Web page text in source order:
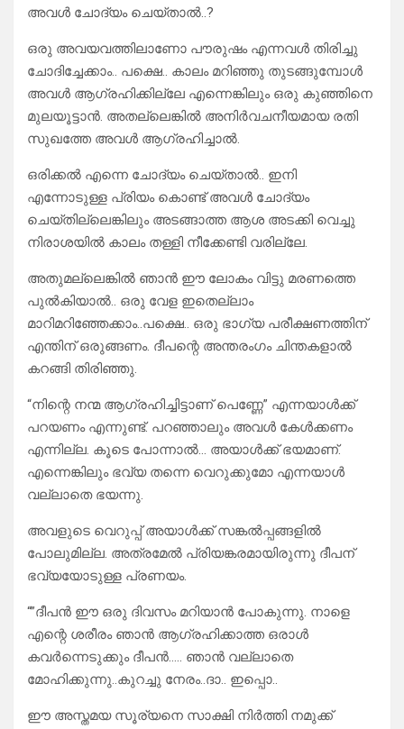
അവൾ ചോദ്യം ചെയ്താൽ..?
ഒരു അവയവത്തിലാണോ പൗരുഷം എന്നവൾ തിരിച്ചു
ചോദിച്ചേക്കാം.. പക്ഷെ.. കാലം മറിഞ്ഞു തുടങ്ങുമ്പോൾ
അവൾ ആഗ്രഹിക്കില്ലേ എന്നെങ്കിലും ഒരു കുഞ്ഞിനെ
മുലയൂട്ടാൻ. അതല്ലെങ്കിൽ അനിർവചനീയമായ രതി
സുഖത്തേ അവൾ ആഗ്രഹിച്ചാൽ.
ഒരിക്കൽ എന്നെ ചോദ്യം ചെയ്താൽ.. ഇനി
എന്നോടുള്ള പ്രിയം കൊണ്ട് അവൾ ചോദ്യം
ചെയ്തില്ലെങ്കിലും അടങ്ങാത്ത ആശ അടക്കി വെച്ചു
നിരാശയിൽ കാലം തള്ളി നീക്കേണ്ടി വരില്ലേ.
അതുമല്ലെങ്കിൽ ഞാൻ ഈ ലോകം വിട്ടു മരണത്തെ
പുൽകിയാൽ.. ഒരു വേള ഇതെല്ലാം
മാറിമറിഞ്ഞേക്കാം..പക്ഷെ.. ഒരു ഭാഗ്യ പരീക്ഷണത്തിന്
എന്തിന് ഒരുങ്ങണം. ദീപന്റെ അന്തരംഗം ചിന്തകളാൽ
കറങ്ങി തിരിഞ്ഞു.
“നിന്റെ നന്മ ആഗ്രഹിച്ചിട്ടാണ് പെണ്ണേ” എന്നയാൾക്ക്
പറയണം എന്നുണ്ട്. പറഞ്ഞാലും അവൾ കേൾക്കണം
എന്നില്ല. കൂടെ പോന്നാൽ… അയാൾക്ക്‌ ഭയമാണ്.
എന്നെങ്കിലും ഭവ്യ തന്നെ വെറുക്കുമോ എന്നയാൾ
വല്ലാതെ ഭയന്നു.
അവളുടെ വെറുപ്പ് അയാൾക്ക് സങ്കൽപ്പങ്ങളിൽ
പോലുമില്ല. അത്രമേൽ പ്രിയങ്കരമായിരുന്നു ദീപന്
ഭവ്യയോടുള്ള പ്രണയം.
“”ദീപൻ ഈ ഒരു ദിവസം മറിയാൻ പോകുന്നു. നാളെ
എന്റെ ശരീരം ഞാൻ ആഗ്രഹിക്കാത്ത ഒരാൾ
കവർന്നെടുക്കും ദീപൻ….. ഞാൻ വല്ലാതെ
മോഹിക്കുന്നു..കുറച്ചു നേരം..ദാ.. ഇപ്പൊ..
ഈ അസ്തമയ സൂര്യനെ സാക്ഷി നിർത്തി നമുക്ക്